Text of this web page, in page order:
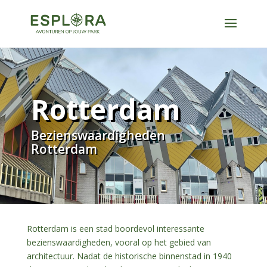
Rotterdam
Bezienswaardigheden
Rotterdam
Rotterdam is een stad boordevol interessante
bezienswaardigheden, vooral op het gebied van
architectuur. Nadat de historische binnenstad in 1940